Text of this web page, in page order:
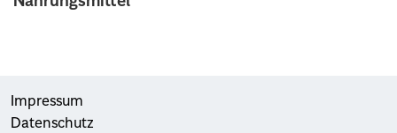
Impressum
Datenschutz